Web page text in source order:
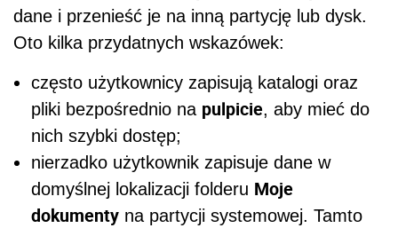
dane i przenieść je na inną partycję lub dysk.
Oto kilka przydatnych wskazówek:
często użytkownicy zapisują katalogi oraz
pliki bezpośrednio na pulpicie, aby mieć do
nich szybki dostęp;
nierzadko użytkownik zapisuje dane w
domyślnej lokalizacji folderu Moje
dokumenty na partycji systemowej. Tamto